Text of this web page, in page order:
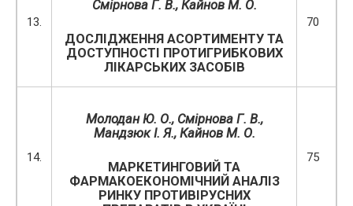
13.
Смірнова Г. В., Кайнов М. О.
ДОСЛІДЖЕННЯ АСОРТИМЕНТУ ТА
ДОСТУПНОСТІ ПРОТИГРИБКОВИХ
ЛІКАРСЬКИХ ЗАСОБІВ
70
14.
Молодан Ю. О., Смірнова Г. В.,
Мандзюк І. Я., Кайнов М. О.
МАРКЕТИНГОВИЙ ТА
ФАРМАКОЕКОНОМІЧНИЙ АНАЛІЗ
РИНКУ ПРОТИВІРУСНИХ
75